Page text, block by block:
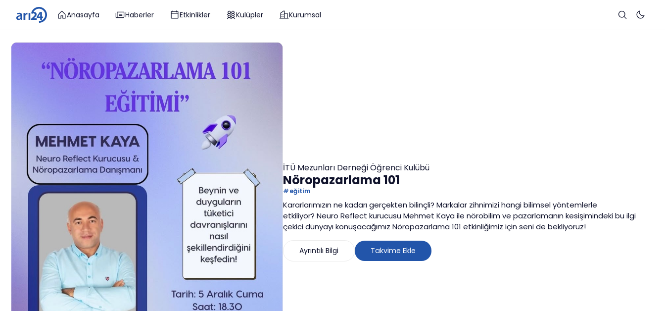
Anasayfa Haberler Etkinlikler Kulüpler Kurumsal
İTÜ Mezunları Derneği Öğrenci Kulübü
Nöropazarlama 101
#eğitim
Kararlarımızın ne kadarı gerçekten bilinçli? Markalar zihnimizi hangi bilimsel yöntemlerle
etkiliyor? Neuro Reflect kurucusu Mehmet Kaya ile nörobilim ve pazarlamanın kesişimindeki bu ilgi
çekici dünyayı konuşacağımız Nöropazarlama 101 etkinliğimiz için seni de bekliyoruz!
Ayrıntılı Bilgi Takvime Ekle